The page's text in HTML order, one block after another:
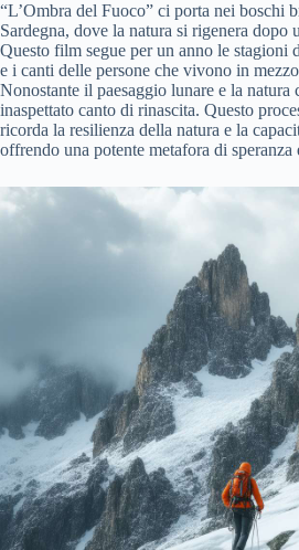
“L’Ombra del Fuoco” ci porta nei boschi
Sardegna, dove la natura si rigenera dopo
Questo film segue per un anno le stagioni
e i canti delle persone che vivono in
Nonostante il paesaggio lunare e la natura
inaspettato canto di rinascita. Questo
ricorda la resilienza della natura e la
offrendo una potente metafora di speranza